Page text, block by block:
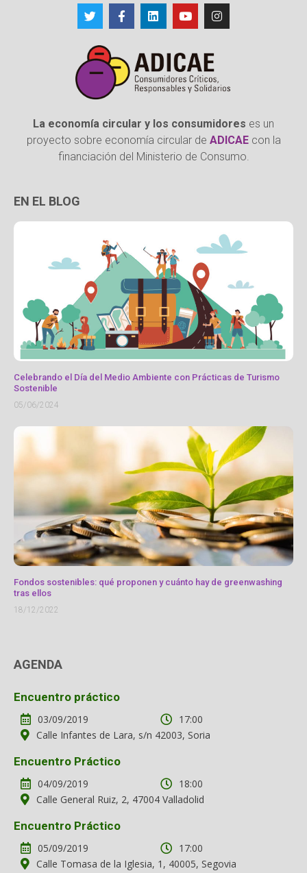
La economía circular y los consumidores es un
proyecto sobre economía circular de ADICAEcon la
financiación del Ministerio de Consumo.
EN EL BLOG
Celebrando el Día del Medio Ambiente con Prácticas de Turismo
Sostenible
05/06/2024
Fondos sostenibles: qué proponen y cuánto hay de greenwashing
tras ellos
18/12/2022
AGENDA
Encuentro práctico
03/09/2019
17:00
Calle Infantes de Lara, s/n 42003, Soria
Encuentro Práctico
04/09/2019
18:00
Calle General Ruiz, 2, 47004 Valladolid
Encuentro Práctico
05/09/2019
17:00
Calle Tomasa de la Iglesia, 1, 40005, Segovia